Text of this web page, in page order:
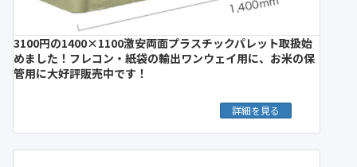
3100円の1400×1100激安両面プラスチックパレット取扱始
めました！フレコン・紙袋の輸出ワンウェイ用に、お米の保
管用に大好評販売中です！
詳細を見る